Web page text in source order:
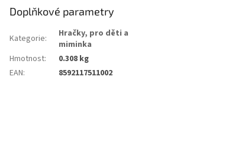
Doplňkové parametry
Kategorie:
Hračky, pro děti a
miminka
Hmotnost:
0.308 kg
EAN: 8592117511002